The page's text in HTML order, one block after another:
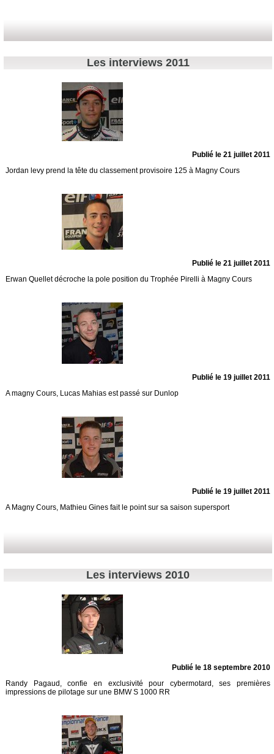
Les interviews 2011
Publié le 21 juillet 2011
Jordan levy prend la tête du classement provisoire 125 à Magny Cours
Publié le 21 juillet 2011
Erwan Quellet décroche la pole position du Trophée Pirelli à Magny Cours
Publié le 19 juillet 2011
A magny Cours, Lucas Mahias est passé sur Dunlop
Publié le 19 juillet 2011
A Magny Cours, Mathieu Gines fait le point sur sa saison supersport
Les interviews 2010
Publié le 18 septembre 2010
Randy Pagaud, confie en exclusivité pour cybermotard, ses premières
impressions de pilotage sur une BMW S 1000 RR